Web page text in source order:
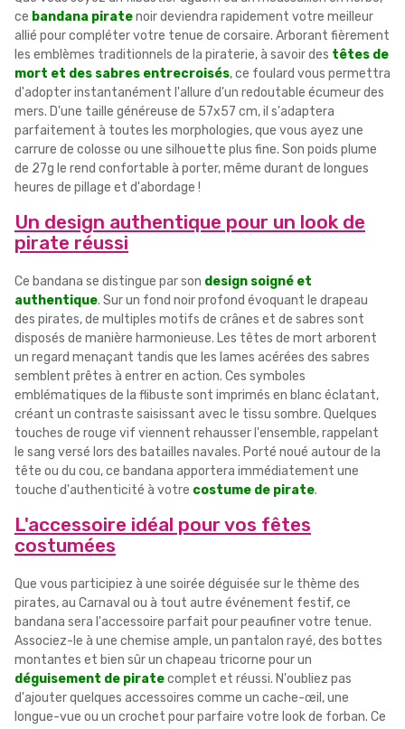
ce bandana piratenoir deviendra rapidement votre meilleur
allié pour compléter votre tenue de corsaire. Arborant fièrement
les emblèmes traditionnels de la piraterie, à savoir des têtes de
mort et des sabres entrecroisés, ce foulard vous permettra
d'adopter instantanément l'allure d'un redoutable écumeur des
mers. D'une taille généreuse de 57x57 cm, il s'adaptera
parfaitement à toutes les morphologies, que vous ayez une
carrure de colosse ou une silhouette plus fine. Son poids plume
de 27g le rend confortable à porter, même durant de longues
heures de pillage et d'abordage !
Un design authentique pour un look de
pirate réussi
Ce bandana se distingue par son design soigné et
authentique. Sur un fond noir profond évoquant le drapeau
des pirates, de multiples motifs de crânes et de sabres sont
disposés de manière harmonieuse. Les têtes de mort arborent
un regard menaçant tandis que les lames acérées des sabres
semblent prêtes à entrer en action. Ces symboles
emblématiques de la flibuste sont imprimés en blanc éclatant,
créant un contraste saisissant avec le tissu sombre. Quelques
touches de rouge vif viennent rehausser l'ensemble, rappelant
le sang versé lors des batailles navales. Porté noué autour de la
tête ou du cou, ce bandana apportera immédiatement une
touche d'authenticité à votre costume de pirate.
L'accessoire idéal pour vos fêtes
costumées
Que vous participiez à une soirée déguisée sur le thème des
pirates, au Carnaval ou à tout autre événement festif, ce
bandana sera l'accessoire parfait pour peaufiner votre tenue.
Associez-le à une chemise ample, un pantalon rayé, des bottes
montantes et bien sûr un chapeau tricorne pour un
déguisement de piratecomplet et réussi. N'oubliez pas
d'ajouter quelques accessoires comme un cache-œil, une
longue-vue ou un crochet pour parfaire votre look de forban. Ce